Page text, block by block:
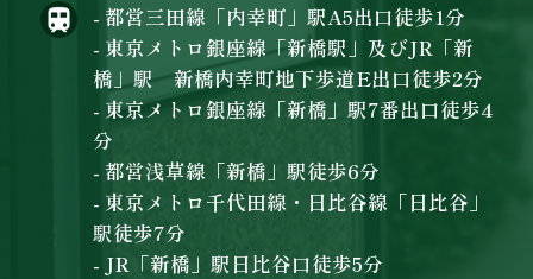
- 都営三田線「内幸町」駅A5出口徒歩1分
- 東京メトロ銀座線「新橋駅」及びJR「新
橋」駅 新橋内幸町地下歩道E出口徒歩2分
- 東京メトロ銀座線「新橋」駅7番出口徒歩4
分
- 都営浅草線「新橋」駅徒歩6分
- 東京メトロ千代田線・日比谷線「日比谷」
駅徒歩7分
- JR「新橋」駅日比谷口徒歩5分